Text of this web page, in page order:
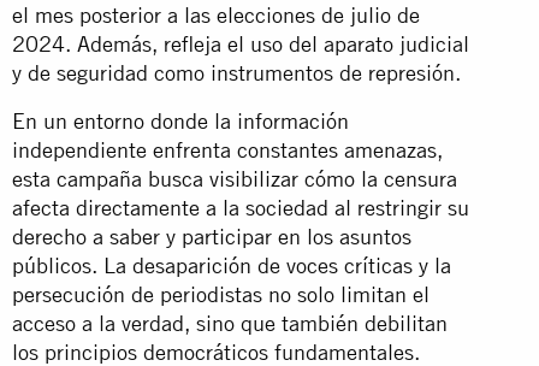
el mes posterior a las elecciones de julio de
2024. Además, refleja el uso del aparato judicial
y de seguridad como instrumentos de represión.
En un entorno donde la información
independiente enfrenta constantes amenazas,
esta campaña busca visibilizar cómo la censura
afecta directamente a la sociedad al restringir su
derecho a saber y participar en los asuntos
públicos. La desaparición de voces críticas y la
persecución de periodistas no solo limitan el
acceso a la verdad, sino que también debilitan
los principios democráticos fundamentales.